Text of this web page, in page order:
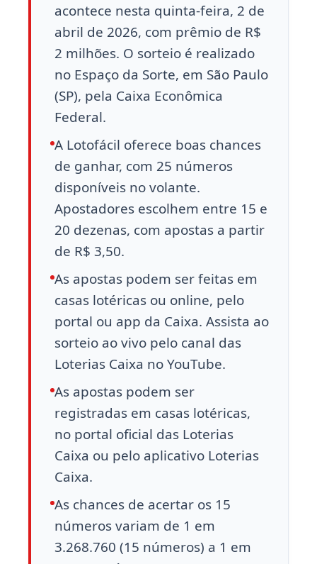
acontece nesta quinta-feira, 2 de
abril de 2026, com prêmio de R$
2 milhões. O sorteio é realizado
no Espaço da Sorte, em São Paulo
(SP), pela Caixa Econômica
Federal.
A Lotofácil oferece boas chances
de ganhar, com 25 números
disponíveis no volante.
Apostadores escolhem entre 15 e
20 dezenas, com apostas a partir
de R$ 3,50.
As apostas podem ser feitas em
casas lotéricas ou online, pelo
portal ou app da Caixa. Assista ao
sorteio ao vivo pelo canal das
Loterias Caixa no YouTube.
As apostas podem ser
registradas em casas lotéricas,
no portal oficial das Loterias
Caixa ou pelo aplicativo Loterias
Caixa.
As chances de acertar os 15
números variam de 1 em
3.268.760 (15 números) a 1 em